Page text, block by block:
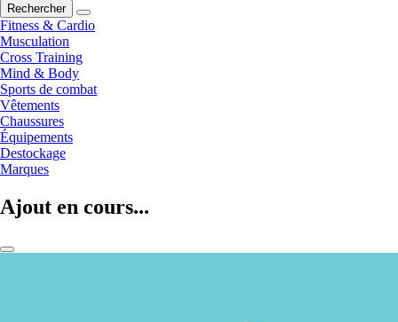
Rechercher
Fitness & Cardio
Musculation
Cross Training
Mind & Body
Sports de combat
Vêtements
Chaussures
Équipements
Destockage
Marques
Ajout en cours...